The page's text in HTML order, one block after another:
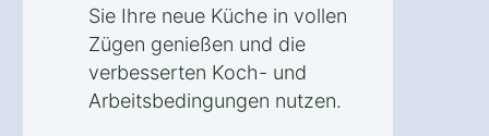
Sie Ihre neue Küche in vollen
Zügen genießen und die
verbesserten Koch- und
Arbeitsbedingungen nutzen.